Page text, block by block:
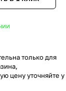
только для
цену уточняйте у